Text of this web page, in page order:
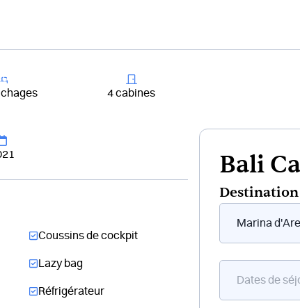
4 cabines
Coussins de cockpit
Lazy bag
Réfrigérateur
Bali
Destination
flottant
bateau